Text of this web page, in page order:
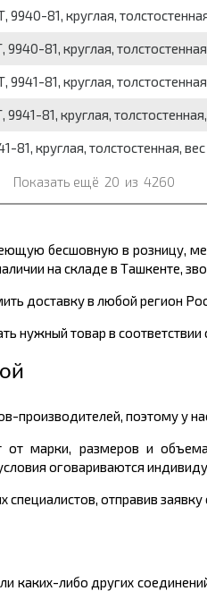
81, круглая,
81, круглая,
81, круглая,
81, круглая, толстостенная,
круглая, толстостенная, вес
Показать ещё 20 из 4260
бесшовную в розницу,
на складе в Ташкенте,
доставку в любой регион
нужный товар в
поэтому у
марки, размеров и
оговариваются
отправив
либо других